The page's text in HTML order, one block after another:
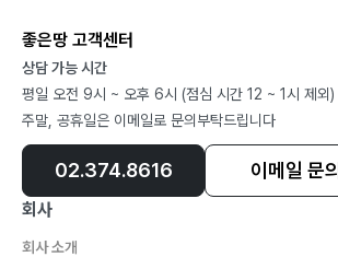
좋은땅 고객센터
상담 가능 시간
평일 오전 9시 ~ 오후 6시 (점심 시간 12 ~ 1시 제외)
주말, 공휴일은 이메일로 문의부탁드립니다
02.374.8616 이메일 문의
회사
회사 소개